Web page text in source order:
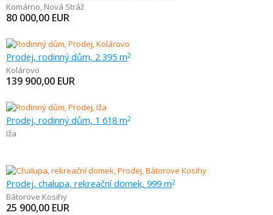
Komárno, Nová Stráž
80 000,00 EUR
Prodej, rodinný dům, 2 395 m2
Kolárovo
139 900,00 EUR
Prodej, rodinný dům, 1 618 m2
Iža
Prodej, chalupa, rekreační domek, 999 m2
Bátorove Kosihy
25 900,00 EUR